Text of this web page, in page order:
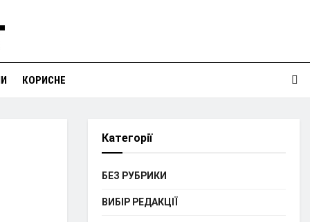
КОРИСНЕ
Категорії
БЕЗ РУБРИКИ
ВИБІР РЕДАКЦІЇ